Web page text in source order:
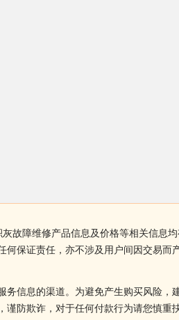
故障维修产品信息及价格等相关信息
保证责任，亦不涉及用户间因交易而
信息的渠道。为避免产生购买风险，
防欺诈，对于任何付款行为请您慎重抉